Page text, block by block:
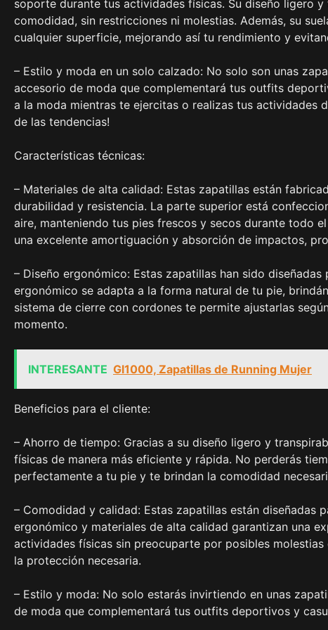
soporte durante tus actividades físicas. Su diseño ligero
comodidad, sin restricciones ni molestias. Además, su
cualquier superficie, mejorando así tu rendimiento y
– Estilo y moda en un solo calzado: No solo son unas
accesorio de moda que complementará tus outfits
a la moda mientras te ejercitas o realizas tus actividades
de las tendencias!
Características técnicas:
– Materiales de alta calidad: Estas zapatillas están
durabilidad y resistencia. La parte superior está
aire, manteniendo tus pies frescos y secos durante todo
una excelente amortiguación y absorción de impactos,
– Diseño ergonómico: Estas zapatillas han sido
ergonómico se adapta a la forma natural de tu pie,
sistema de cierre con cordones te permite ajustarlas
momento.
INTERESANTE Gl1000, Zapatillas de Running Mujer
Beneficios para el cliente:
– Ahorro de tiempo: Gracias a su diseño ligero y
físicas de manera más eficiente y rápida. No perderás
perfectamente a tu pie y te brindan la comodidad
– Comodidad y calidad: Estas zapatillas están diseñadas
ergonómico y materiales de alta calidad garantizan una
actividades físicas sin preocuparte por posibles
la protección necesaria.
– Estilo y moda: No solo estarás invirtiendo en unas
de moda que complementará tus outfits deportivos y